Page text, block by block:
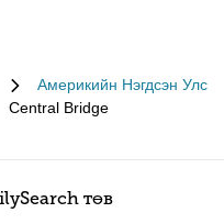
Америкийн Нэгдсэн Улс
Central Bridge
төв